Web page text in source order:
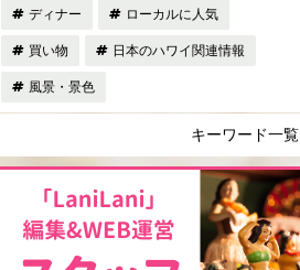
ディナー ローカルに人気
買い物 日本のハワイ関連情報
風景・景色
キーワード一覧